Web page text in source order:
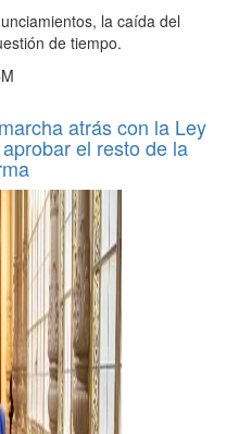
la caída del
de tiempo.
atrás con la Ley
el resto de la